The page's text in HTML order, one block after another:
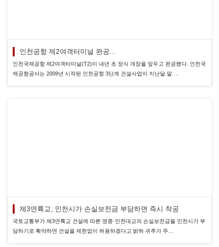
인천공항 제2여객터미널 완공...
인천국제공항 제2여객터미널(T2)이 내년 초 정식 개장을 앞두고 완공됐다. 인천국
제공항공사는 2009년 시작된 인천공항 3단계 건설사업이 지난달 말 …
제3연륙교, 인천시가 손실보전금 부담하면 즉시 착공
국토교통부가 제3연륙교 건설에 따른 영종·인천대교의 손실보전금을 인천시가 부
담하기로 확약하면 건설을 제한없이 허용하겠다고 밝혀 귀추가 주…